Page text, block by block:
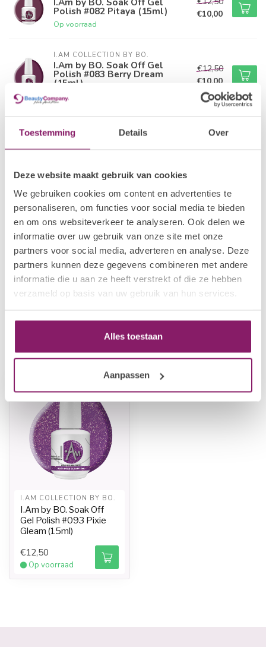
Toestemming Details Over
Deze website maakt gebruik van cookies
We gebruiken cookies om content en advertenties te
personaliseren, om functies voor social media te bieden
en om ons websiteverkeer te analyseren. Ook delen we
informatie over uw gebruik van onze site met onze
partners voor social media, adverteren en analyse. Deze
partners kunnen deze gegevens combineren met andere
informatie die u aan ze heeft verstrekt of die ze hebben
verzameld op basis van uw gebruik van hun services.
Alles toestaan
Aanpassen
Polish #082 Pitaya (15ml)
Op voorraad
€10,00
I.AM COLLECTION BY BO.
I.Am by BO. Soak Off Gel
Polish #083 Berry Dream
(15ml)
Op voorraad
€12,50
€10,00
I.AM COLLECTION BY BO.
I.Am by BO. Soak Off Gel
Polish #084 Royal Mulberry
I.AM COLLECTION BY BO.
I.Am by BO. Soak Off Gel
Polish #086 Bollywood (15ml)
€12,50
€10,00
I.AM COLLECTION BY BO.
I.Am by BO. Soak Off Gel
Polish #087 Dragons Heart
(15ml)
€12,50
€10,00
Recent bekeken
I.AM COLLECTION BY BO.
I.Am by BO. Soak Off
Gel Polish #093 Pixie
Gleam (15ml)
€12,50
Op voorraad